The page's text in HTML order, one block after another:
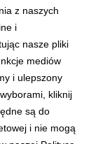
z naszych
i
nasze pliki
mediów
i ulepszony
kliknij
są do
i nie mogą